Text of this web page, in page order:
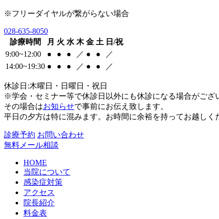
※フリーダイヤルが繋がらない場合
028-635-8050
診療時間
月 火 水 木 金 土 日/祝
9:00~12:00
● ● ● ／ ● ●
／
14:00~19:30 ● ● ● ／ ● ● ／
休診日:木曜日・日曜日・祝日
※学会・セミナー等で休診日以外にも休診になる場合がござ
その場合はお知らせで事前にお伝え致します。
平日の夕方は特に混みます。お時間に余裕を持ってお越しく
診療予約 お問い合わせ
無料メール相談
HOME
当院について
感染症対策
アクセス
院長紹介
料金表